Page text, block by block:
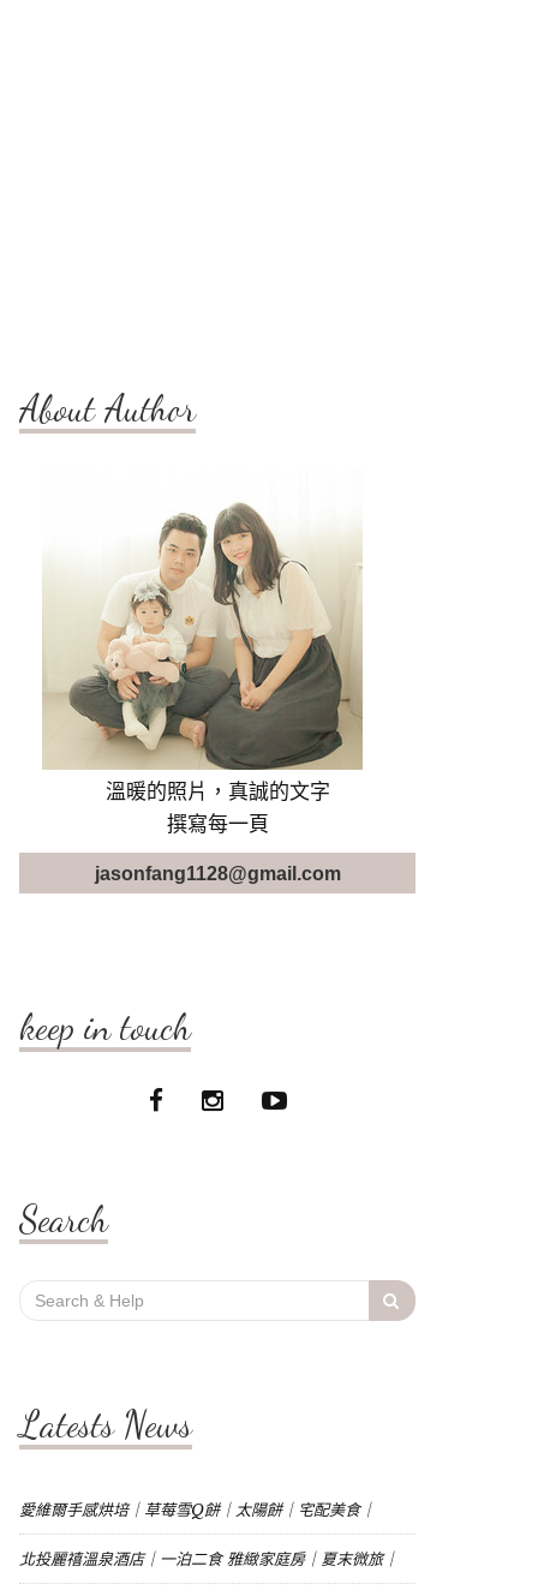
About Author
溫暖的照片，真誠的文字
撰寫每一頁
jasonfang1128@gmail.com
keep in touch
Search
Search
for:
Latests News
愛維爾手感烘培｜草莓雪Q餅｜太陽餅｜宅配美食｜
北投麗禧溫泉酒店｜一泊二食 雅緻家庭房｜夏末微旅｜